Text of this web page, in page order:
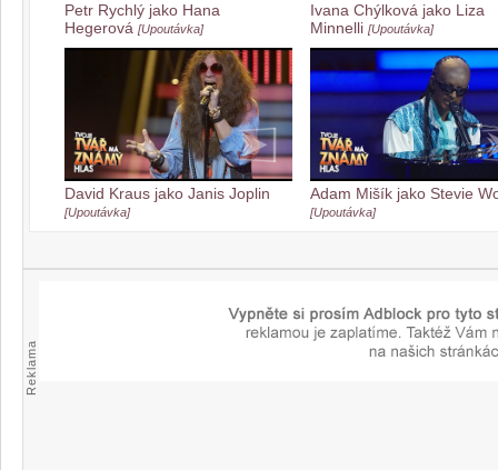
Petr Rychlý jako Hana
Hegerová [Upoutávka]
Ivana Chýlková jako Liza
Minnelli [Upoutávka]
David Kraus jako Janis Joplin
[Upoutávka]
Adam Mišík jako Stevie
[Upoutávka]
Reklama